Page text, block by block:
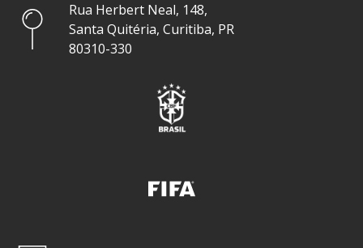
Rua Herbert Neal, 148,
Santa Quitéria, Curitiba, PR
80310-330